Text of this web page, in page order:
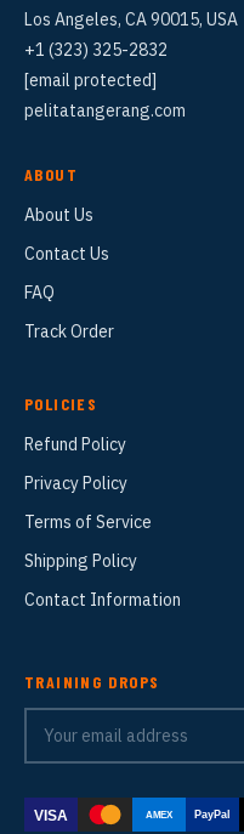
Los Angeles, CA 90015, USA
+1 (323) 325-2832
[email protected]
pelitatangerang.com
ABOUT
About Us
Contact Us
FAQ
Track Order
POLICIES
Refund Policy
Privacy Policy
Terms of Service
Shipping Policy
Contact Information
TRAINING DROPS
VISA AMEX PayPal